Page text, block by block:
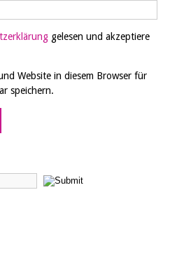
gelesen und akzeptiere
Website in diesem Browser für
speichern.